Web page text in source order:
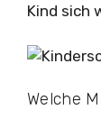
Kind sich
Welche